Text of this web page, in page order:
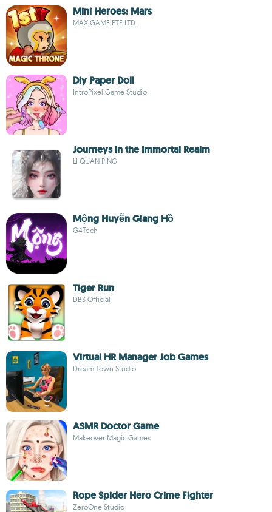
Mini Heroes: Mars
MAX GAME PTE.LTD.
Diy Paper Doll
IntroPixel Game Studio
Journeys in the Immortal Realm
LI QUAN PING
Mộng Huyễn Giang Hồ
G4Tech
Tiger Run
DBS Official
Virtual HR Manager Job Games
Dream Town Studio
ASMR Doctor Game
Makeover Magic Games
Rope Spider Hero Crime Fighter
ZeroOne Studio